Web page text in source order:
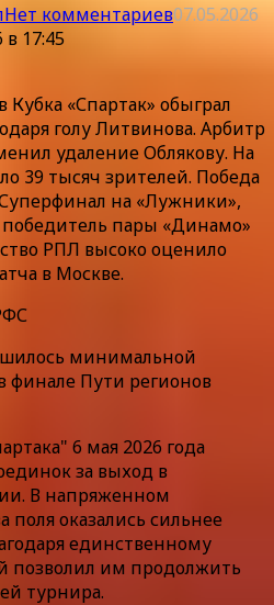
Нет комментариев07.05.2026
в 17:45
«Спартак» обыграл
голу Литвинова. Арбитр
удаление Облякову. На
39 тысяч зрителей. Победа
на «Лужники»,
пары «Динамо»
РПЛ высоко оценило
в Москве.
минимальной
финале Пути регионов
6 мая 2026 года
за выход в
В напряженном
поля оказались сильнее
единственному
позволил им продолжить
турнира.